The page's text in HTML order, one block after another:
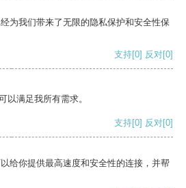
为我们带来了无限的隐私保护和安全性保
支持[0] 反对[0]
以满足我所有需求。
支持[0] 反对[0]
给你提供最高速度和安全性的连接，并帮